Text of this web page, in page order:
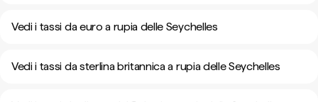
Vedi i tassi da euro a rupia delle Seychelles
Vedi i tassi da sterlina britannica a rupia delle Seychelles